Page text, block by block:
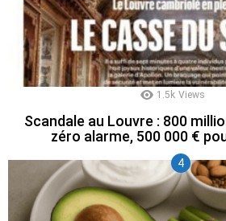
1.5k Views
Scandale au Louvre : 800
zéro alarme, 500 000 €